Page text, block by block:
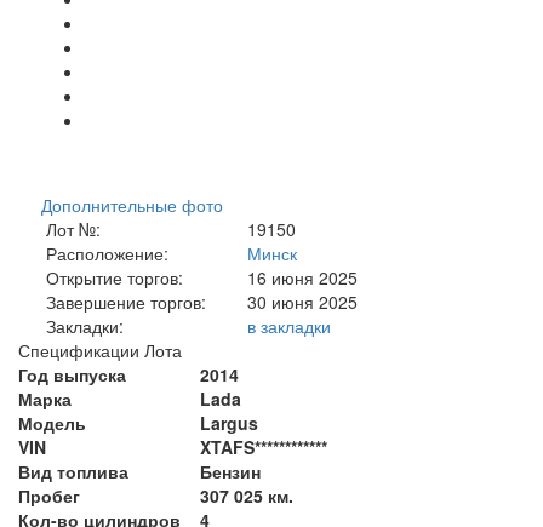
Дополнительные фото
Лот №:
19150
Расположение:
Минск
Открытие торгов:
16 июня 2025
Завершение торгов:
30 июня 2025
Закладки:
в закладки
Спецификации Лота
Год выпуска
2014
Марка
Lada
Модель
Largus
VIN
XTAFS************
Вид топлива
Бензин
Пробег
307 025 км.
Кол-во цилиндров
4